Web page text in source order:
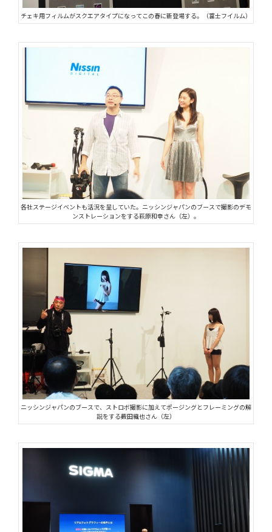
チェキ用フィルムがスクエアタイプになってこの春に新登場する。（富士フイルム）
各社ステージイベントも活況を呈していた。ニッシンジャパンのブースで撮影のデモ
ンストレーションをする萩原和幸さん（左）。
ニッシンジャパンのブースで、ストロボ撮影に加えてポージングとフレーミングの解
説をする薮田織也さん（左）